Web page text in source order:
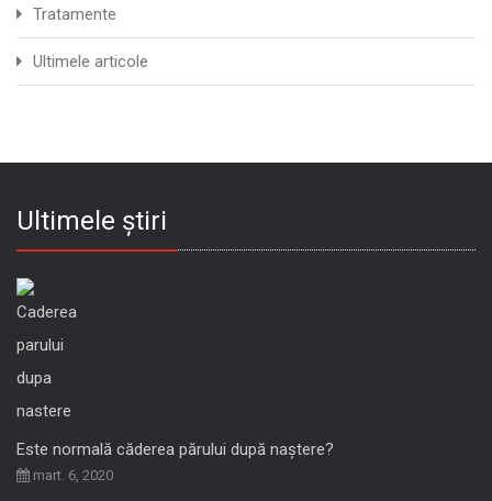
Tratamente
Ultimele articole
Ultimele știri
Este normală căderea părului după naștere?
mart. 6, 2020